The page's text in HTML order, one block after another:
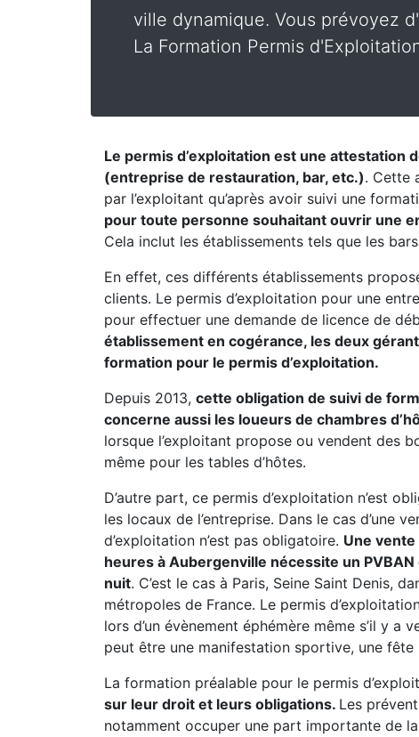
ville dynamique. Vous prévoyez
La Formation Permis
Le permis d’exploitation est une attestation
(entreprise de restauration, bar, etc.). Cette
par l’exploitant qu’après avoir suivi une
pour toute personne souhaitant ouvrir une
Cela inclut les établissements tels que les
En effet, ces différents établissements
clients. Le permis d’exploitation pour une
pour effectuer une demande de licence de
établissement en cogérance, les deux
formation pour le permis d’exploitation.
Depuis 2013, cette obligation de suivi de
concerne aussi les loueurs de chambres
lorsque l’exploitant propose ou vendent des
même pour les tables d’hôtes.
D’autre part, ce permis d’exploitation n’est
les locaux de l’entreprise. Dans le cas d’une
d’exploitation n’est pas obligatoire. Une
heures à Aubergenville nécessite un
nuit. C’est le cas à Paris, Seine Saint Denis,
métropoles de France. Le permis
lors d’un évènement éphémère même s’il y
peut être une manifestation sportive, une fête
La formation préalable pour le permis
sur leur droit et leurs obligations. Les
notamment occuper une part importante de